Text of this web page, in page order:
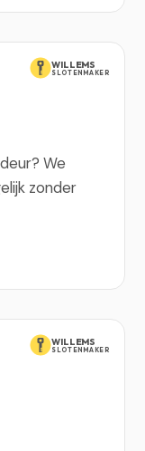
WILLEMS
SLOTENMAKER
We
zonder
WILLEMS
SLOTENMAKER